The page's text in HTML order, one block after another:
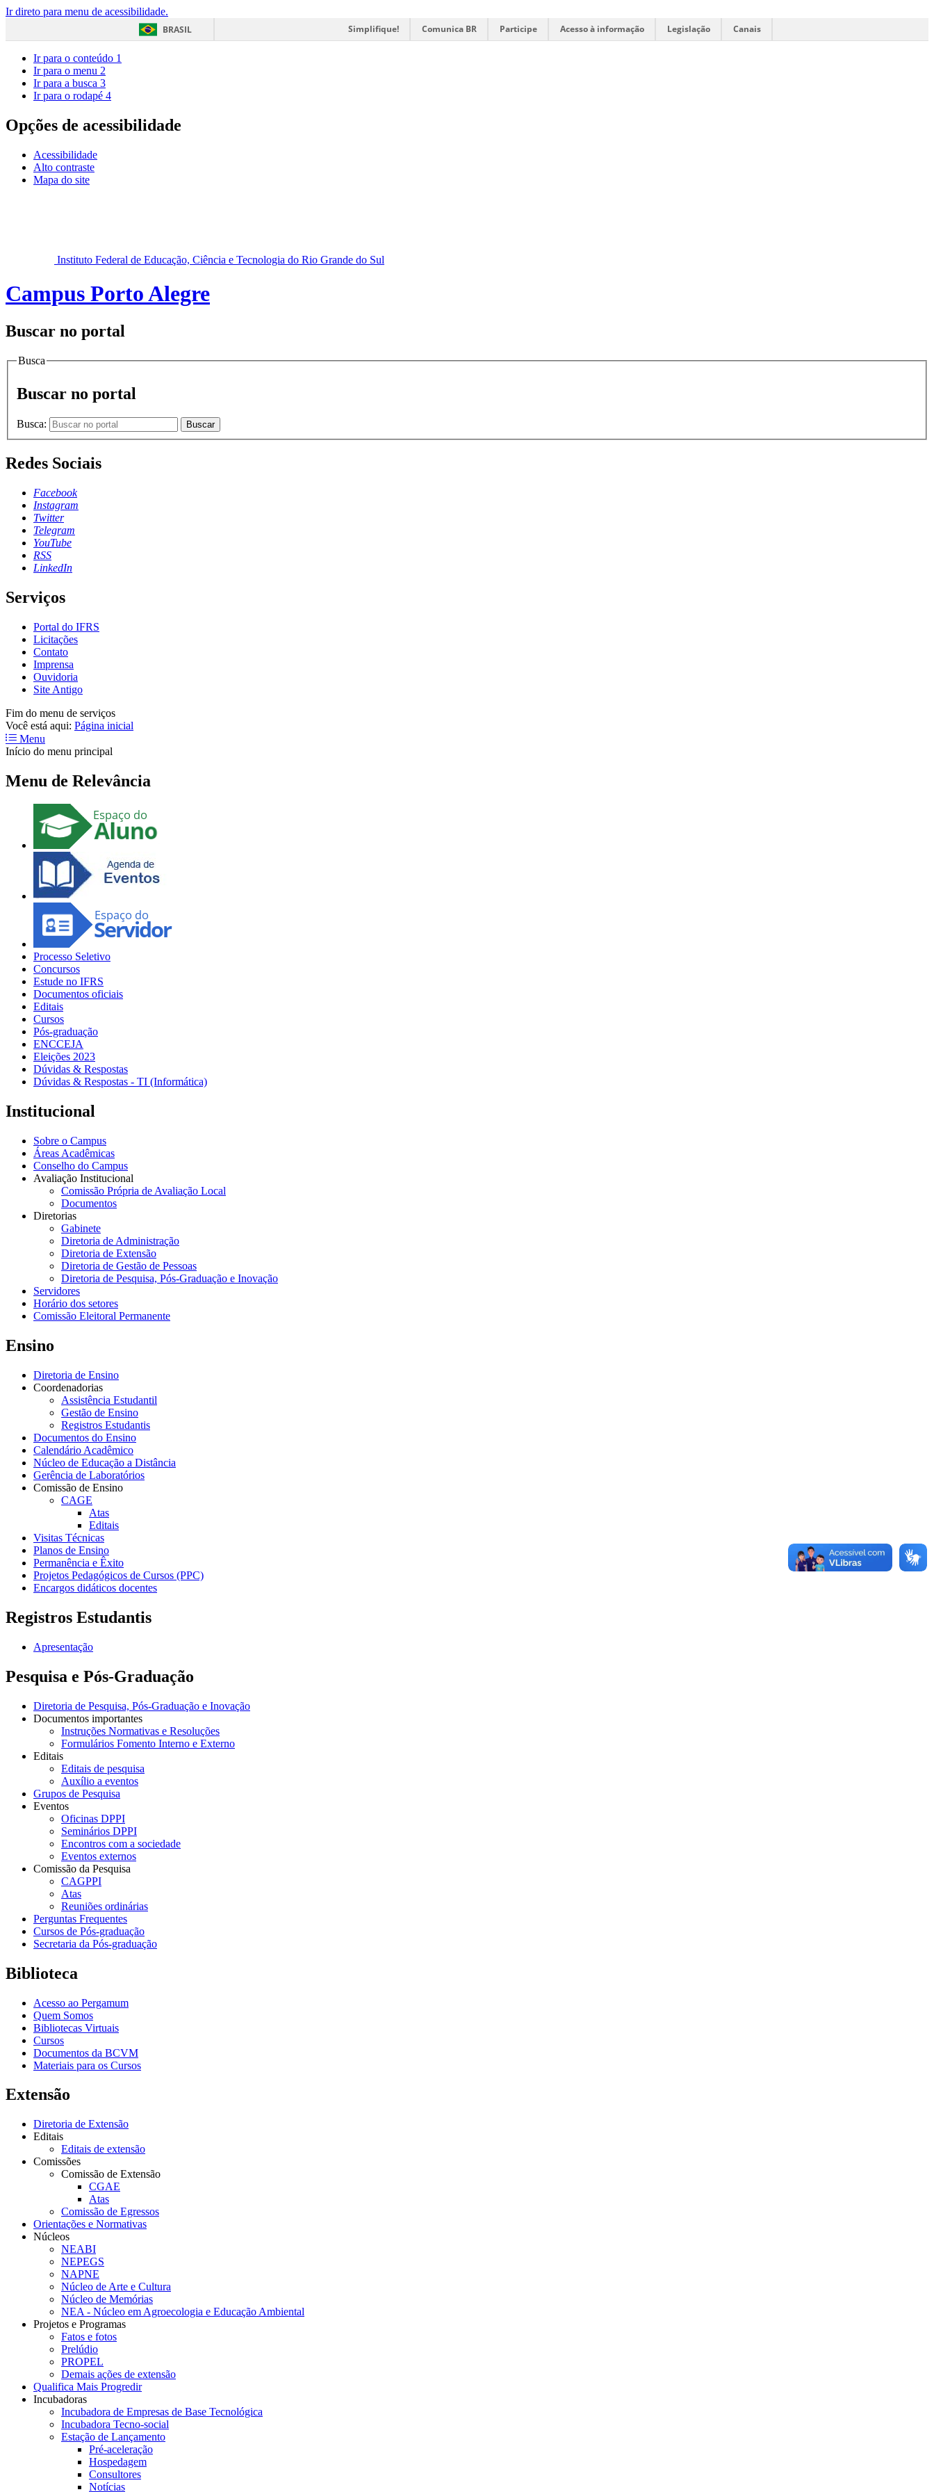
Ir direto para menu de acessibilidade.
BRASIL
Simplifique! Comunica BR Participe Acesso à informação Legislação Canais
Ir para o conteúdo 1
Ir para o menu 2
Ir para a busca 3
Ir para o rodapé 4
Opções de acessibilidade
Acessibilidade
Alto contraste
Mapa do site
Instituto Federal de Educação, Ciência e Tecnologia do Rio Grande do Sul
Campus Porto Alegre
Buscar no portal
Busca
Buscar no portal
Busca: Buscar
Redes Sociais
Facebook
Instagram
Twitter
Telegram
YouTube
RSS
LinkedIn
Serviços
Portal do IFRS
Licitações
Contato
Imprensa
Ouvidoria
Site Antigo
Fim do menu de serviços
Você está aqui: Página inicial
Menu
Início do menu principal
Menu de Relevância
Processo Seletivo
Concursos
Estude no IFRS
Documentos oficiais
Editais
Cursos
Pós-graduação
ENCCEJA
Eleições 2023
Dúvidas & Respostas
Dúvidas & Respostas - TI (Informática)
Institucional
Sobre o Campus
Áreas Acadêmicas
Conselho do Campus
Avaliação Institucional
Comissão Própria de Avaliação Local
Documentos
Diretorias
Gabinete
Diretoria de Administração
Diretoria de Extensão
Diretoria de Gestão de Pessoas
Diretoria de Pesquisa, Pós-Graduação e Inovação
Servidores
Horário dos setores
Comissão Eleitoral Permanente
Ensino
Diretoria de Ensino
Coordenadorias
Assistência Estudantil
Gestão de Ensino
Registros Estudantis
Documentos do Ensino
Calendário Acadêmico
Núcleo de Educação a Distância
Gerência de Laboratórios
Comissão de Ensino
CAGE
Atas
Editais
Visitas Técnicas
Planos de Ensino
Permanência e Êxito
Projetos Pedagógicos de Cursos (PPC)
Encargos didáticos docentes
Registros Estudantis
Apresentação
Pesquisa e Pós-Graduação
Diretoria de Pesquisa, Pós-Graduação e Inovação
Documentos importantes
Instruções Normativas e Resoluções
Formulários Fomento Interno e Externo
Editais
Editais de pesquisa
Auxílio a eventos
Grupos de Pesquisa
Eventos
Oficinas DPPI
Seminários DPPI
Encontros com a sociedade
Eventos externos
Comissão da Pesquisa
CAGPPI
Atas
Reuniões ordinárias
Perguntas Frequentes
Cursos de Pós-graduação
Secretaria da Pós-graduação
Biblioteca
Acesso ao Pergamum
Quem Somos
Bibliotecas Virtuais
Cursos
Documentos da BCVM
Materiais para os Cursos
Extensão
Diretoria de Extensão
Editais
Editais de extensão
Comissões
Comissão de Extensão
CGAE
Atas
Comissão de Egressos
Orientações e Normativas
Núcleos
NEABI
NEPEGS
NAPNE
Núcleo de Arte e Cultura
Núcleo de Memórias
NEA - Núcleo em Agroecologia e Educação Ambiental
Projetos e Programas
Fatos e fotos
Prelúdio
PROPEL
Demais ações de extensão
Qualifica Mais Progredir
Incubadoras
Incubadora de Empresas de Base Tecnológica
Incubadora Tecno-social
Estação de Lançamento
Pré-aceleração
Hospedagem
Consultores
Notícias